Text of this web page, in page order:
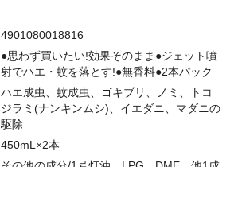
4901080018816
●思わず買いたい!効果そのまま●ジェット噴
射でハエ・蚊を落とす!●無香料●2本パック
ハエ成虫、蚊成虫、ゴキブリ、ノミ、トコ
ジラミ(ナンキンムシ)、イエダニ、マダニの
駆除
450mL×2本
その他の成分/1号灯油、LPG、DME、他1成